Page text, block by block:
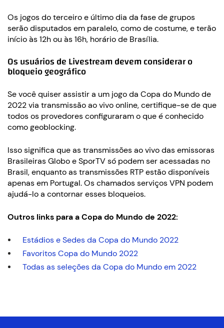
Os jogos do terceiro e último dia da fase de grupos
serão disputados em paralelo, como de costume, e terão
início às 12h ou às 16h, horário de Brasília.
Os usuários de Livestream devem considerar o
bloqueio geográfico
Se você quiser assistir a um jogo da Copa do Mundo de
2022 via transmissão ao vivo online, certifique-se de que
todos os provedores configuraram o que é conhecido
como geoblocking.
Isso significa que as transmissões ao vivo das emissoras
Brasileiras Globo e SporTV só podem ser acessadas no
Brasil, enquanto as transmissões RTP estão disponíveis
apenas em Portugal. Os chamados serviços VPN podem
ajudá-lo a contornar esses bloqueios.
Outros links para a Copa do Mundo de 2022:
Estádios e Sedes da Copa do Mundo 2022
Favoritos Copa do Mundo 2022
Todas as seleções da Copa do Mundo em 2022